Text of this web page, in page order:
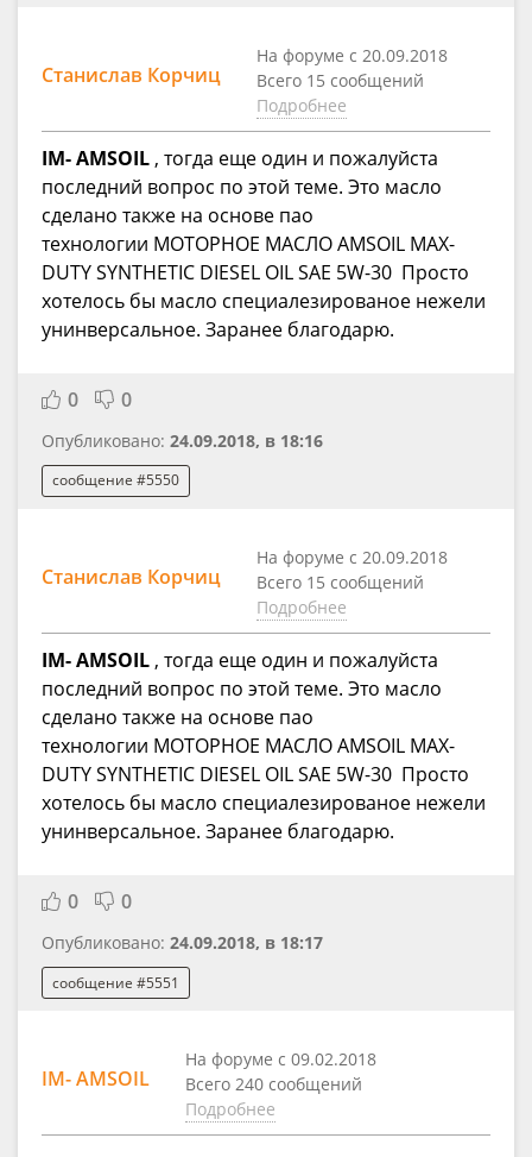
Станислав Корчиц
На форуме с 20.09.2018
Всего 15 сообщений
Подробнее
IM- AMSOIL , тогда еще один и пожалуйста
последний вопрос по этой теме. Это масло
сделано также на основе пао
технологии МОТОРНОЕ МАСЛО AMSOIL MAX-
DUTY SYNTHETIC DIESEL OIL SAE 5W-30 Просто
хотелось бы масло специалезированое нежели
унинверсальное. Заранее благодарю.
0 0
Опубликовано: 24.09.2018, в 18:16
сообщение #5550
Станислав Корчиц
На форуме с 20.09.2018
Всего 15 сообщений
Подробнее
IM- AMSOIL , тогда еще один и пожалуйста
последний вопрос по этой теме. Это масло
сделано также на основе пао
технологии МОТОРНОЕ МАСЛО AMSOIL MAX-
DUTY SYNTHETIC DIESEL OIL SAE 5W-30 Просто
хотелось бы масло специалезированое нежели
унинверсальное. Заранее благодарю.
0 0
Опубликовано: 24.09.2018, в 18:17
сообщение #5551
IM- AMSOIL
На форуме с 09.02.2018
Всего 240 сообщений
Подробнее